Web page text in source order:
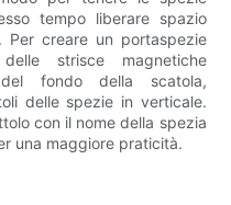
tempo liberare spazio
creare un portaspezie
strisce magnetiche
fondo della scatola,
delle spezie in verticale.
con il nome della spezia
una maggiore praticità.